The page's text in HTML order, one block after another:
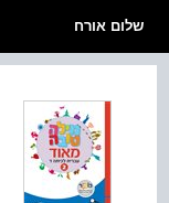
שלום אורח